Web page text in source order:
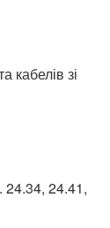
кабелів зі
24.34, 24.41,